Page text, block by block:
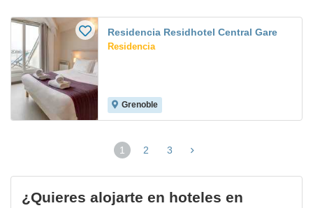
Residencia Residhotel Central Gare
Residencia
Grenoble
1
(página
2 3
¿Quieres alojarte en hoteles en